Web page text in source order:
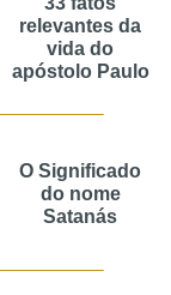
relevantes da
vida do
apóstolo Paulo
O Significado
do nome
Satanás